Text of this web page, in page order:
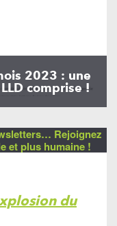
2023 : une
comprise !
Rejoignez
et plus humaine !
du